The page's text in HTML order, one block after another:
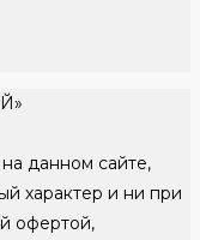
данном сайте,
характер и ни при
офертой,